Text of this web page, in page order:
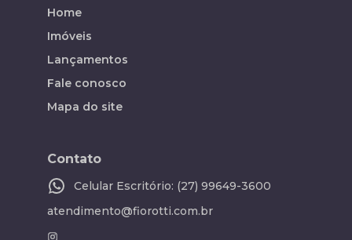
Home
Imóveis
Lançamentos
Fale conosco
Mapa do site
Contato
Celular Escritório: (27) 99649-3600
atendimento@fiorotti.com.br